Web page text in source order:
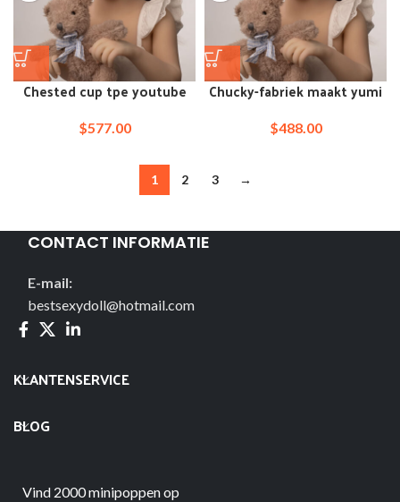
Chested cup tpe youtube
beste pop
$577.00
Chucky-fabriek maakt yumi
Japanse pop
$488.00
1 2 3 →
CONTACT INFORMATIE
E-mail:
bestsexydoll@hotmail.com
KLANTENSERVICE
BLOG
Vind 2000 minipoppen op